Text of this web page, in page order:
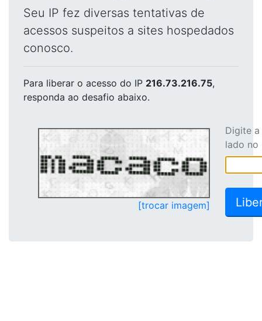
Seu IP fez diversas tentativas de
acessos suspeitos a sites hospedados
conosco.
Para liberar o acesso do IP 216.73.216.75,
responda ao desafio abaixo.
[trocar imagem]
Digite
lado no